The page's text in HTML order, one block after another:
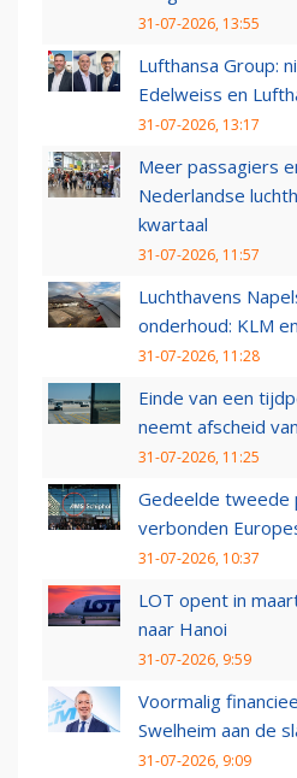
31-07-2026, 13:55
Lufthansa Group:
Edelweiss en
31-07-2026, 13:17
Meer passagiers
Nederlandse
kwartaal
31-07-2026, 11:57
Luchthavens
onderhoud: KLM
31-07-2026, 11:28
Einde van een
neemt afscheid
31-07-2026, 11:25
Gedeelde tweede
verbonden
31-07-2026, 10:37
LOT opent in
naar Hanoi
31-07-2026, 9:59
Voormalig
Swelheim aan de
31-07-2026, 9:09